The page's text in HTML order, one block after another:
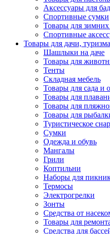
Аксессуары для
Спортивные сумки
Товары для зимних
Спортивные
Товары для дачи,
Шашлыки на даче
Товары для
Тенты
Складная мебель
Товары для сада и
Товары для
Товары для
Товары для
Туристическое
Сумки
Одежда и обувь
Мангалы
Грили
Коптильни
Наборы для
Термосы
Электрогрелки
Зонты
Средства от
Товары для
Средства для